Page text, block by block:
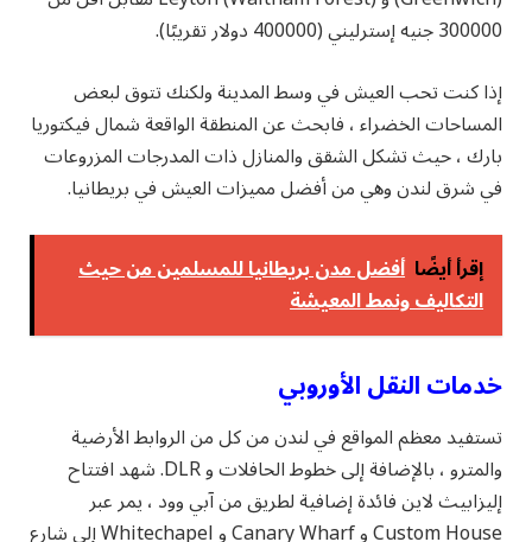
300000 جنيه إسترليني (400000 دولار تقريبًا).
إذا كنت تحب العيش في وسط المدينة ولكنك تتوق لبعض
المساحات الخضراء ، فابحث عن المنطقة الواقعة شمال فيكتوريا
بارك ، حيث تشكل الشقق والمنازل ذات المدرجات المزروعات
في شرق لندن وهي من أفضل مميزات العيش في بريطانيا.
إقرأ أيضًا أفضل مدن بريطانيا للمسلمين من حيث
التكاليف ونمط المعيشة
خدمات النقل الأوروبي
تستفيد معظم المواقع في لندن من كل من الروابط الأرضية
والمترو ، بالإضافة إلى خطوط الحافلات و DLR. شهد افتتاح
إليزابيث لاين فائدة إضافية لطريق من آبي وود ، يمر عبر